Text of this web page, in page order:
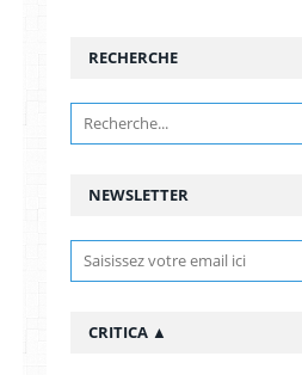
NEWSLETTER
RECHERCHE
CRITICA ▲